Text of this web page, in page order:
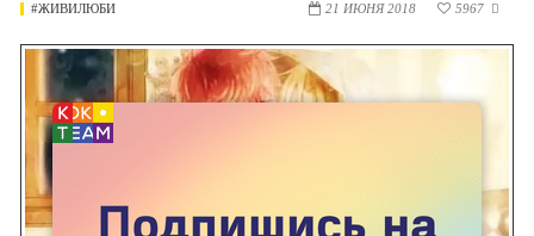
#ЖИВИЛЮБИ 21 ИЮНЯ 2018 5967 